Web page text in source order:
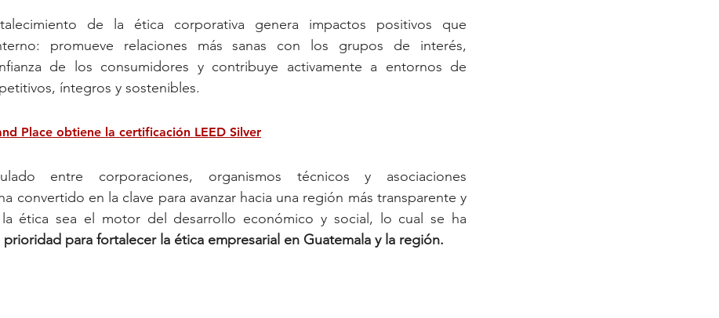
de la ética corporativa genera impactos positivos que
promueve relaciones más sanas con los grupos de interés,
de los consumidores y contribuye activamente a entornos de
íntegros y sostenibles.
Place obtiene la certificación LEED Silver
entre corporaciones, organismos técnicos y asociaciones
convertido en la clave para avanzar hacia una región más transparente y
ética sea el motor del desarrollo económico y social, lo cual se ha
prioridad para fortalecer la ética empresarial en Guatemala y la región.